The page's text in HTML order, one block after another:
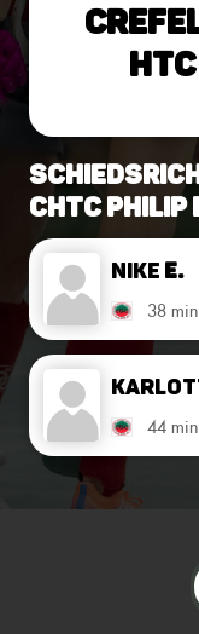
CHTC
Nike E.
38 min
44 min